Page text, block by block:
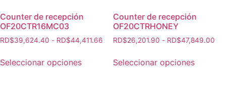
Counter de recepción
OF20CTR16MC03
RD$39,624.40 - RD$44,411.66
Seleccionar opciones
Counter de recepción
OF20CTRHONEY
RD$26,201.90 - RD$47,849.00
Seleccionar opciones